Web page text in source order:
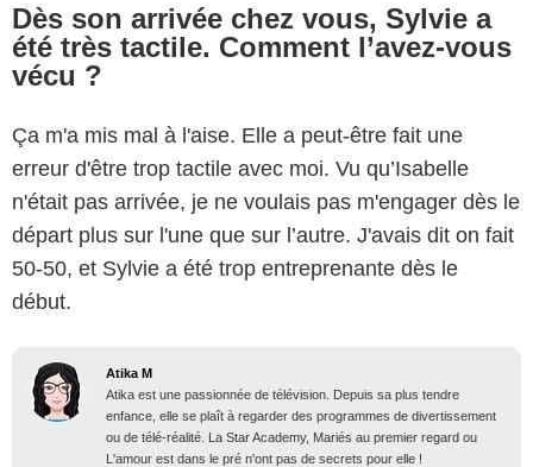
Dès son arrivée chez vous, Sylvie a
été très tactile. Comment l’avez-vous
vécu ?
Ça m'a mis mal à l'aise. Elle a peut-être fait une
erreur d'être trop tactile avec moi. Vu qu’Isabelle
n'était pas arrivée, je ne voulais pas m'engager dès le
départ plus sur l'une que sur l’autre. J'avais dit on fait
50-50, et Sylvie a été trop entreprenante dès le
début.
Atika M
Atika est une passionnée de télévision. Depuis sa plus tendre
enfance, elle se plaît à regarder des programmes de divertissement
ou de télé-réalité. La Star Academy, Mariés au premier regard ou
L'amour est dans le pré n'ont pas de secrets pour elle !